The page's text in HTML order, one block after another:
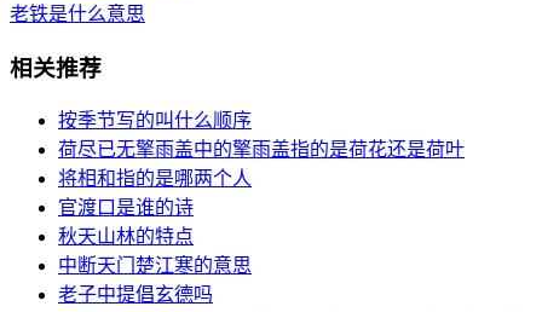
老铁是什么意思
相关推荐
按季节写的叫什么顺序
荷尽已无擎雨盖中的擎雨盖指的是荷花还是荷叶
将相和指的是哪两个人
官渡口是谁的诗
秋天山林的特点
中断天门楚江寒的意思
老子中提倡玄德吗